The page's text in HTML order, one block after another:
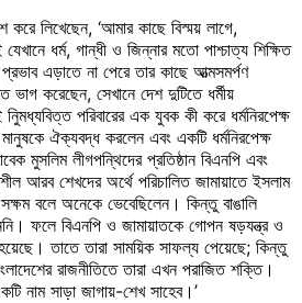
করে লিখেছেন, ‘আমার কাছে বিস্ময় লাগে,
ধর্ম, গান্ধী ও জিন্নার মতো পাশ্চাত্য শিক্ষিত
প্রভাব এড়াতে না পেরে তার কাছে আত্মসমর্পণ
ভাগ করেছেন, সেখানে দেশ দুটিতে ধর্মীয়
পরিবারের এক যুবক কী করে ধর্মনিরপেক্ষ
ঐক্যবদ্ধ করলেন এবং একটি ধর্মনিরপেক্ষ
মুসলিম লীগপন্থিদের প্রতিষ্ঠান বিএনপি এবং
আরব শেখদের অর্থে পরিচালিত জামায়াতে ইসলাম
বলে অনেকে ভেবেছিলেন। কিন্তু বাঙালি
ফলে বিএনপি ও জামায়াতকে গোপন ষড়যন্ত্র ও
তাতে তারা সাময়িক সাফল্য পেয়েছে; কিন্তু
রাজনীতিতে তারা এখন পরাজিত শক্তি।
নাম সাড়া জাগায়-শেখ সাহেব।’